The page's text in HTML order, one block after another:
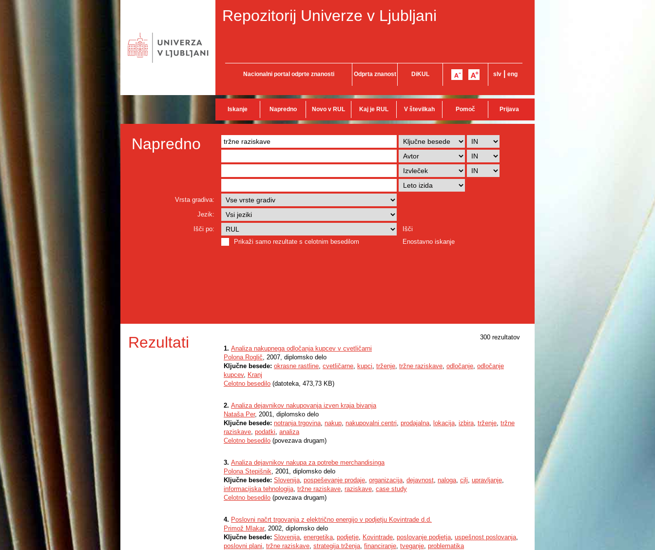
Repozitorij Univerze v Ljubljani
Nacionalni portal odprte znanosti Odprta znanost DiKUL slv eng
Iskanje Napredno Novo v RUL Kaj je RUL V številkah Pomoč Prijava
Napredno
Vrsta gradiva:
Jezik:
Išči po:
Išči
Prikaži samo rezultate s celotnim besedilom
Enostavno iskanje
Rezultati
300 rezultatov
1. Analiza nakupnega odločanja kupcev v cvetličarni
Polona Roglič, 2007, diplomsko delo
Ključne besede: okrasne rastline, cvetličarne, kupci, trženje, tržne raziskave, odločanje, odločanje
kupcev, Kranj
Celotno besedilo (datoteka, 473,73 KB)
2. Analiza dejavnikov nakupovanja izven kraja bivanja
Nataša Per, 2001, diplomsko delo
Ključne besede: notranja trgovina, nakup, nakupovalni centri, prodajalna, lokacija, izbira, trženje, tržne
raziskave, podatki, analiza
Celotno besedilo (povezava drugam)
3. Analiza dejavnikov nakupa za potrebe merchandisinga
Polona Stepišnik, 2001, diplomsko delo
Ključne besede: Slovenija, pospeševanje prodaje, organizacija, dejavnost, naloga, cilj, upravljanje,
informacijska tehnologija, tržne raziskave, raziskave, case study
Celotno besedilo (povezava drugam)
4. Poslovni načrt trgovanja z električno energijo v podjetju Kovintrade d.d.
Primož Mlakar, 2002, diplomsko delo
Ključne besede: Slovenija, energetika, podjetje, Kovintrade, poslovanje podjetja, uspešnost poslovanja,
poslovni plani, tržne raziskave, strategija trženja, financiranje, tveganje, problematika